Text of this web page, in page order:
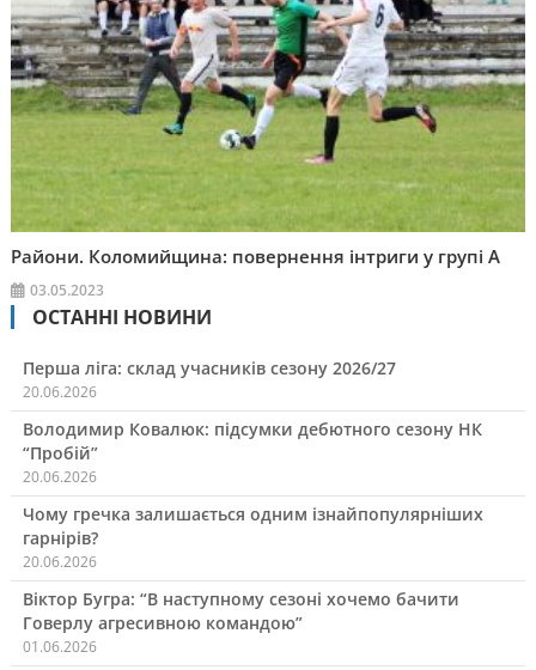
Райони. Коломийщина: повернення інтриги у групі А
03.05.2023
ОСТАННІ НОВИНИ
Перша ліга: склад учасників сезону 2026/27
20.06.2026
Володимир Ковалюк: підсумки дебютного сезону НК
“Пробій”
20.06.2026
Чому гречка залишається одним ізнайпопулярніших
гарнірів?
20.06.2026
Віктор Бугра: “В наступному сезоні хочемо бачити
Говерлу агресивною командою”
01.06.2026